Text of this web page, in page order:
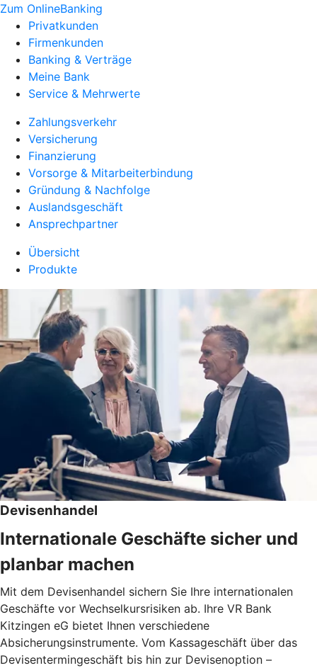
Zum OnlineBanking
Privatkunden
Firmenkunden
Banking & Verträge
Meine Bank
Service & Mehrwerte
Zahlungsverkehr
Versicherung
Finanzierung
Vorsorge & Mitarbeiterbindung
Gründung & Nachfolge
Auslandsgeschäft
Ansprechpartner
Übersicht
Produkte
Devisenhandel
Internationale Geschäfte sicher und
planbar machen
Mit dem Devisenhandel sichern Sie Ihre internationalen
Geschäfte vor Wechselkursrisiken ab. Ihre VR Bank
Kitzingen eG bietet Ihnen verschiedene
Absicherungsinstrumente. Vom Kassageschäft über das
Devisentermingeschäft bis hin zur Devisenoption –